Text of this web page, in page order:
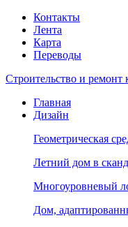
Контакты
Лента
Карта
Переводы
Строительство и ремонт
Главная
Дизайн
Геометрическая
Летний дом в
Многоуровневый
Дом,